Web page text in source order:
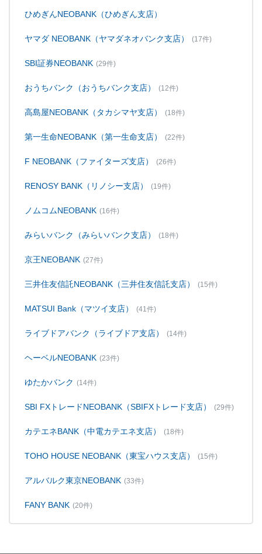
ひめぎんNEOBANK（ひめぎん支店）
ヤマダ NEOBANK（ヤマダネオバンク支店） (17件)
SBI証券NEOBANK (29件)
おうちバンク（おうちバンク支店） (12件)
高島屋NEOBANK（タカシマヤ支店） (18件)
第一生命NEOBANK（第一生命支店） (22件)
F NEOBANK（ファイターズ支店） (26件)
RENOSY BANK（リノシー支店） (19件)
ノムコムNEOBANK (16件)
みらいバンク（みらいバンク支店） (18件)
京王NEOBANK (27件)
三井住友信託NEOBANK（三井住友信託支店） (15件)
MATSUI Bank（マツイ支店） (41件)
ライブドアバンク（ライブドア支店） (14件)
ヘーベルNEOBANK (23件)
ゆたかバンク (14件)
SBI FXトレードNEOBANK（SBIFXトレード支店） (29件)
カテエネBANK（中電カテエネ支店） (18件)
TOHO HOUSE NEOBANK（東宝ハウス支店） (15件)
アルバルク東京NEOBANK (33件)
FANY BANK (20件)